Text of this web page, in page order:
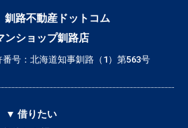
路不動産ドットコム
ンショップ釧路店
号：北海道知事釧路（1）第563号
▼ 借りたい